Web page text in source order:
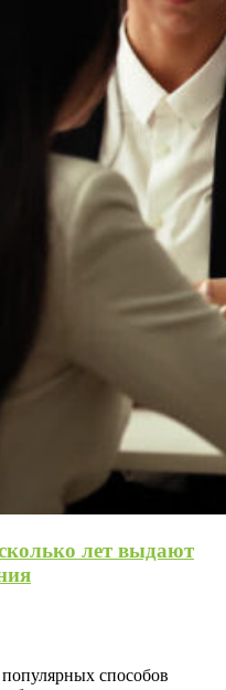
лет выдают
способов